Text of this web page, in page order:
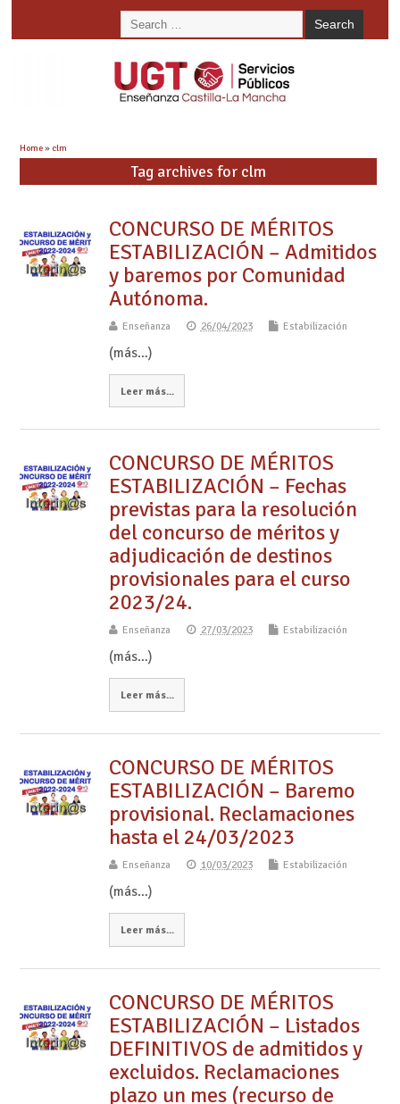
Home» clm
Tag archives for clm
CONCURSO DE MÉRITOS
ESTABILIZACIÓN – Admitidos
y baremos por Comunidad
Autónoma.
Enseñanza 26/04/2023 Estabilización
(más…)
Leer más...
CONCURSO DE MÉRITOS
ESTABILIZACIÓN – Fechas
previstas para la resolución
del concurso de méritos y
adjudicación de destinos
provisionales para el curso
2023/24.
Enseñanza 27/03/2023 Estabilización
(más…)
Leer más...
CONCURSO DE MÉRITOS
ESTABILIZACIÓN – Baremo
provisional. Reclamaciones
hasta el 24/03/2023
Enseñanza 10/03/2023 Estabilización
(más…)
Leer más...
CONCURSO DE MÉRITOS
ESTABILIZACIÓN – Listados
DEFINITIVOS de admitidos y
excluidos. Reclamaciones
plazo un mes (recurso de